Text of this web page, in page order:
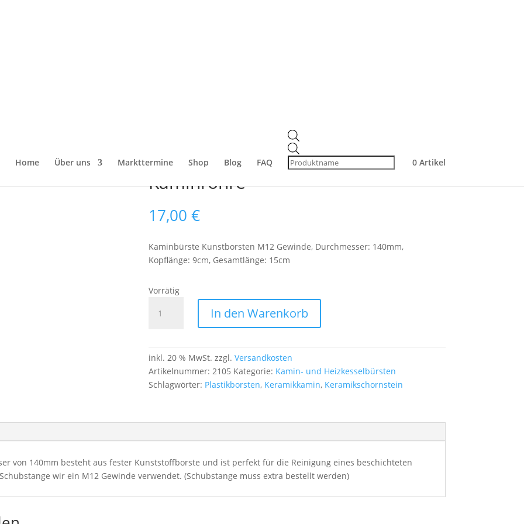
Home Über uns Markttermine Shop Blog FAQ
search
0 Artikel
Kaminbürste Ø140 mm –
Kunststoffborste, M12-Gewinde für
Kaminrohre
17,00 €
Kaminbürste Kunstborsten M12 Gewinde, Durchmesser: 140mm,
Kopflänge: 9cm, Gesamtlänge: 15cm
Vorrätig
Kaminbürste
Ø140 mm
M12-
Gewinde
für
In den Warenkorb
inkl. 20 % MwSt. zzgl. Versandkosten
Artikelnummer: 2105 Kategorie: Kamin- und Heizkesselbürsten
Schlagwörter: Plastikborsten, Keramikkamin, Keramikschornstein
von 140mm besteht aus fester Kunststoffborste und ist perfekt für die Reinigung eines beschichteten
wir ein M12 Gewinde verwendet. (Schubstange muss extra bestellt werden)